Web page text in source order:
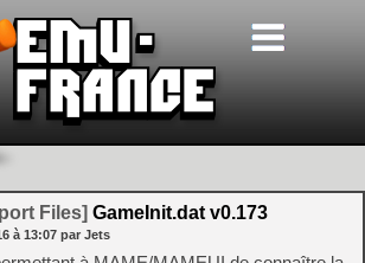
Files] GameInit.dat v0.173
à 13:07 par Jets